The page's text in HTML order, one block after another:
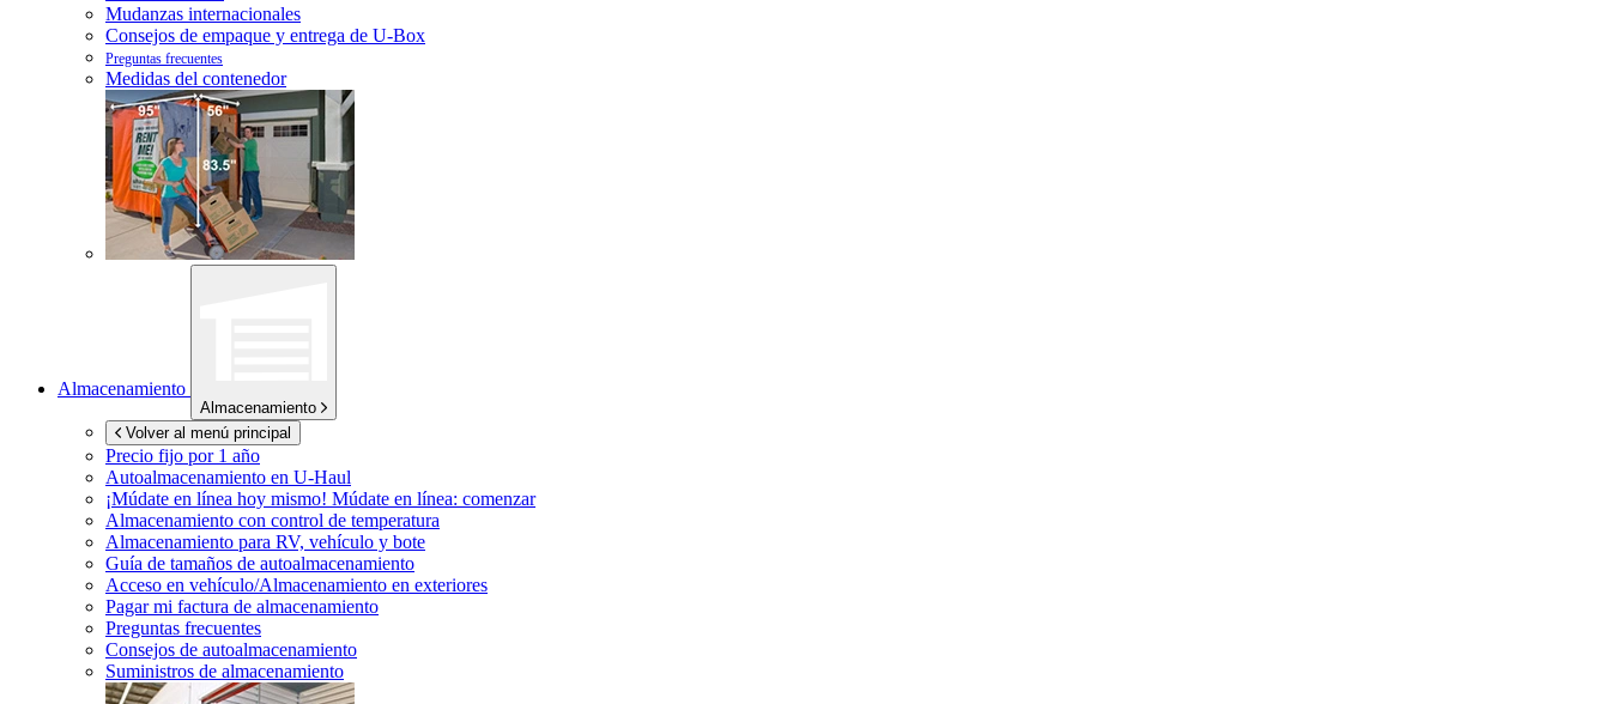
Mudanzas internacionales
Consejos de empaque y entrega de U-Box
Preguntas frecuentes
Medidas del contenedor
Almacenamiento
Almacenamiento
Volver al menú principal
Precio fijo por 1 año
Autoalmacenamiento en U-Haul
¡Múdate en línea hoy mismo! Múdate en línea: comenzar
Almacenamiento con control de temperatura
Almacenamiento para RV, vehículo y bote
Guía de tamaños de autoalmacenamiento
Acceso en vehículo/Almacenamiento en exteriores
Pagar mi factura de almacenamiento
Preguntas frecuentes
Consejos de autoalmacenamiento
Suministros de almacenamiento